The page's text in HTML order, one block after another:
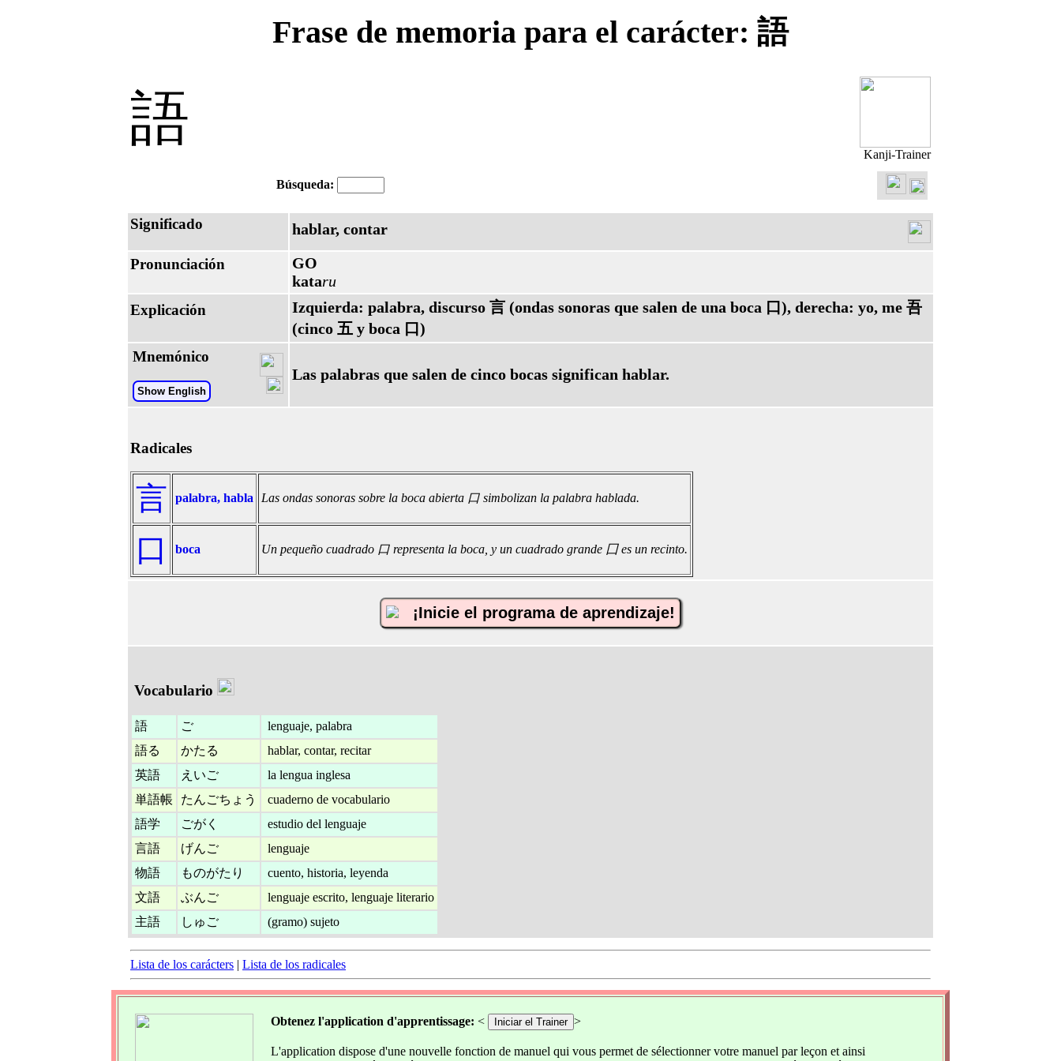
Frase de memoria para el carácter: 語
語
Kanji-Trainer
Búsqueda:
Significado hablar, contar
Pronunciación
GO
kataru
Explicación
Izquierda: palabra, discurso 言 (ondas sonoras que salen de una boca 口), derecha: yo, me 吾
(cinco 五 y boca 口)
Mnemónico
Show English
Las palabras que salen de cinco bocas significan hablar.
Radicales
言 palabra, habla Las ondas sonoras sobre la boca abierta 口 simbolizan la palabra hablada.
口 boca Un pequeño cuadrado 口 representa la boca, y un cuadrado grande 囗 es un recinto.
¡Inicie el programa de aprendizaje!
Vocabulario
語 ご
lenguaje, palabra
語る
かたる
hablar, contar, recitar
英語
えいご
la lengua inglesa
単語帳
たんごちょう
cuaderno de vocabulario
語学
ごがく
estudio del lenguaje
言語
げんご
lenguaje
物語
ものがたり
cuento, historia, leyenda
文語
ぶんご
lenguaje escrito, lenguaje literario
主語
しゅご (gramo) sujeto
Lista de los carácters | Lista de los radicales
Obtenez l'application d'apprentissage: < Iniciar el Trainer >
L'application dispose d'une nouvelle fonction de manuel qui vous permet de sélectionner votre manuel par leçon et ainsi